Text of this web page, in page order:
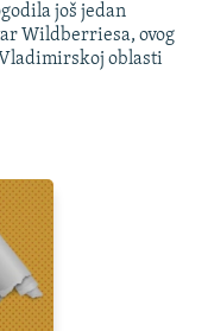
još jedan
Wildberriesa, ovog
oblasti